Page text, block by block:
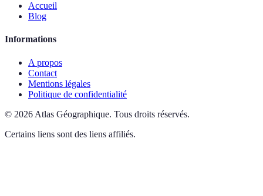
Accueil
Blog
Informations
A propos
Contact
Mentions légales
Politique de confidentialité
© 2026 Atlas Géographique. Tous droits réservés.
Certains liens sont des liens affiliés.